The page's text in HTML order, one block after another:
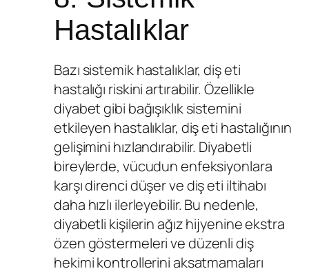
Hastalıklar
Bazı sistemik hastalıklar, diş eti
hastalığı riskini artırabilir. Özellikle
diyabet gibi bağışıklık sistemini
etkileyen hastalıklar, diş eti hastalığının
gelişimini hızlandırabilir. Diyabetli
bireylerde, vücudun enfeksiyonlara
karşı direnci düşer ve diş eti iltihabı
daha hızlı ilerleyebilir. Bu nedenle,
diyabetli kişilerin ağız hijyenine ekstra
özen göstermeleri ve düzenli diş
hekimi kontrollerini aksatmamaları